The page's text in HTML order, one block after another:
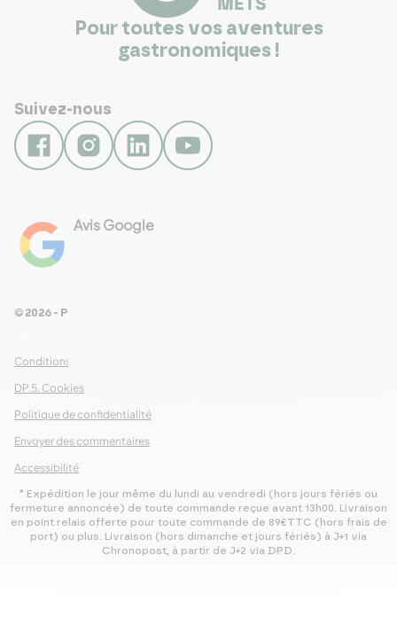
Pour toutes vos aventures
gastronomiques !
Suivez-nous
Avis Google
Conditions Générales de Ventes
DP.5. Cookies
Politique de confidentialité
Envoyer des commentaires
Accessibilité
© 2026 - Pour Les Gourmets
* Expédition le jour même du lundi au vendredi (hors jours fériés ou
fermeture annoncée) de toute commande reçue avant 13h00. Livraison
en point relais offerte pour toute commande de 89€TTC (hors frais de
port) ou plus. Livraison (hors dimanche et jours fériés) à J+1 via
Chronopost, à partir de J+2 via DPD.